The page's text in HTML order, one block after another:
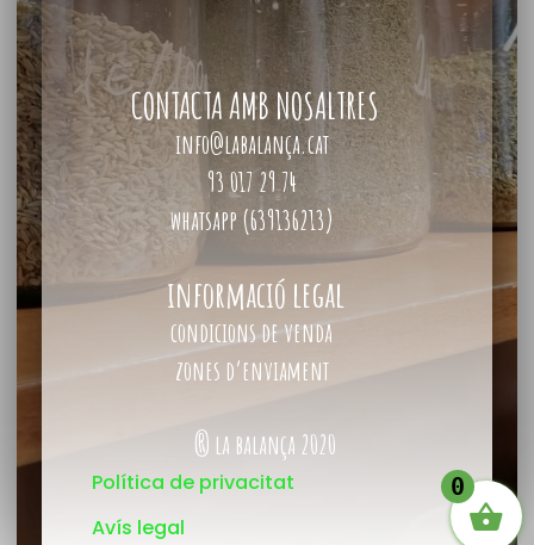
CONTACTA AMB NOSALTRES
info@labalança.cat
93 017 29 74
whatsapp (639136213)
informació legal
condicions de venda
zones d’enviament
® la balança 2020
Política de privacitat
Avís legal
0